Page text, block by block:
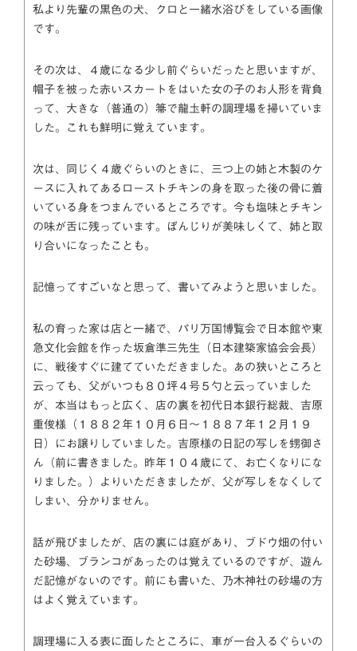
私より先輩の黒色の犬、クロと一緒水浴びをしている画像
です。
その次は、４歳になる少し前ぐらいだったと思いますが、
帽子を被った赤いスカートをはいた女の子のお人形を背負
って、大きな（普通の）箒で龍圡軒の調理場を掃いていま
した。これも鮮明に覚えています。
次は、同じく４歳ぐらいのときに、三つ上の姉と木製のケ
ースに入れてあるローストチキンの身を取った後の骨に着
いている身をつまんでいるところです。今も塩味とチキン
の味が舌に残っています。ぼんじりが美味しくて、姉と取
り合いになったことも。
記憶ってすごいなと思って、書いてみようと思いました。
私の育った家は店と一緒で、パリ万国博覧会で日本館や東
急文化会館を作った坂倉準三先生（日本建築家協会会長）
に、戦後すぐに建てていただきました。あの狭いところと
云っても、父がいつも８０坪４号５勺と云っていました
が、本当はもっと広く、店の裏を初代日本銀行総裁、吉原
重俊様（１８８２年１０月６日～１８８７年１２月１９
日）にお譲りしていました。吉原様の日記の写しを甥御さ
ん（前に書きました。昨年１０４歳にて、お亡くなりにな
りました。）よりいただきましたが、父が写しをなくして
しまい、分かりません。
話が飛びましたが、店の裏には庭があり、ブドウ畑の付い
た砂場、ブランコがあったのは覚えているのですが、遊ん
だ記憶がないのです。前にも書いた、乃木神社の砂場の方
はよく覚えています。
調理場に入る表に面したところに、車が一台入るぐらいの